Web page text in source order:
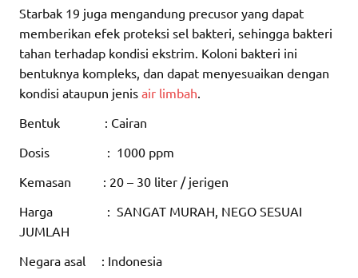
Starbak 19 juga mengandung precusor yang dapat
memberikan efek proteksi sel bakteri, sehingga bakteri
tahan terhadap kondisi ekstrim. Koloni bakteri ini
bentuknya kompleks, dan dapat menyesuaikan dengan
kondisi ataupun jenis air limbah
Bentuk : Cairan
Dosis : 1000 ppm
Kemasan : 20 – 30 liter / jerigen
Harga : SANGAT MURAH, NEGO SESUAI
JUMLAH
Negara asal : Indonesia